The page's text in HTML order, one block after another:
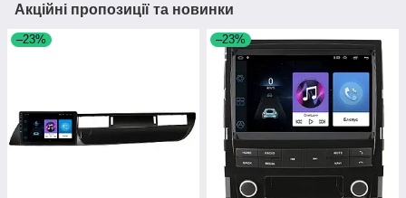
Акційні пропозиції та новинки
–23% –23%